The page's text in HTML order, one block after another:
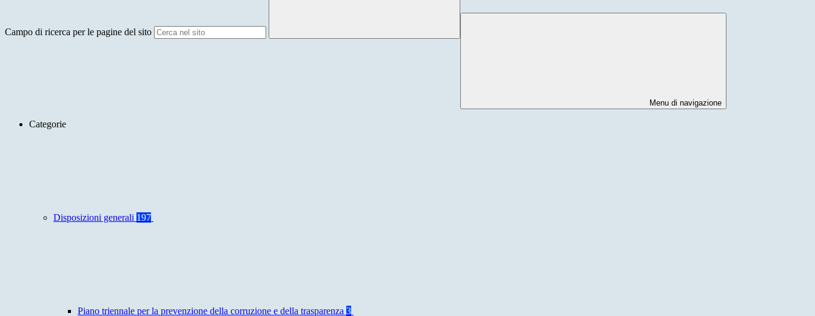
Campo di ricerca per le pagine del sito
Menu di navigazione
Categorie
Disposizioni generali 197
Piano triennale per la prevenzione della corruzione e della trasparenza 3